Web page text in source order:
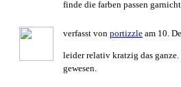
finde die farben passen garnicht
verfasst von portizzle am 10.
leider relativ kratzig das
gewesen.